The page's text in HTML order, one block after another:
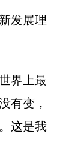
发展理
界上最
有变，
这是我